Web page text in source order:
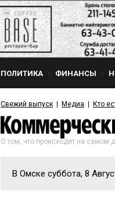
ПОЛИТИКА ФИНАНСЫ
Свежий выпуск Медиа Кто
О том, что происходит на самом
В Омске суббота, 8